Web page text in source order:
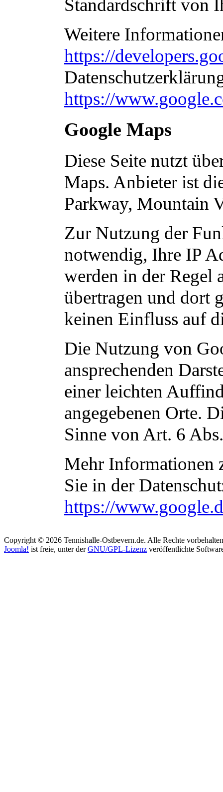
Standardschrift von
Weitere
https://
https://
Google Maps
Diese Seite nutzt
Maps. Anbieter ist
Parkway, Mountain
Zur Nutzung der
notwendig, Ihre IP
werden in der Regel
übertragen und dort
keinen Einfluss auf
Die Nutzung von
ansprechenden
einer leichten
angegebenen Orte.
Sinne von Art. 6
Mehr Informationen
Sie in der
https://
Copyright © 2026 Tennishalle-Ostbevern.de. Alle Rechte
Joomla! ist freie, unter derGNU/GPL-Lizenz veröffentlichte